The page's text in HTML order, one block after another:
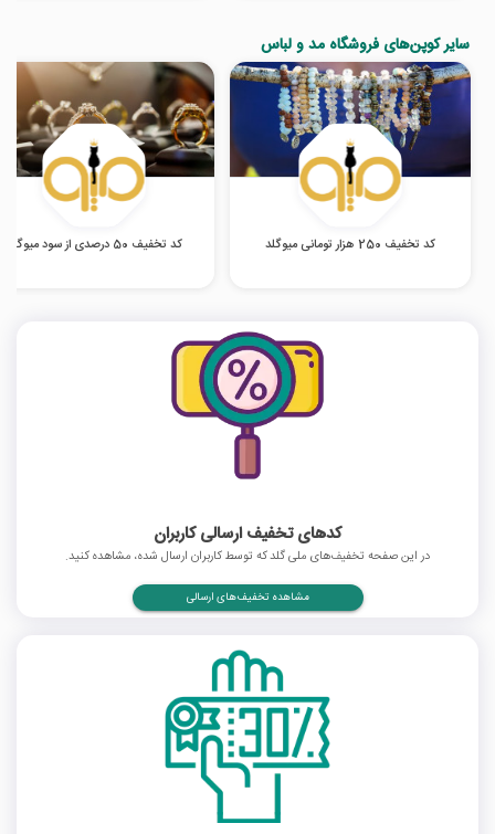
سایر کوپن‌های فروشگاه مد و لباس
کد تخفیف 250 هزار تومانی میوگلد کد تخفیف 50 درصدی از سود میوگلد
کدهای تخفیف ارسالی کاربران
در این صفحه تخفیف‌های ملی گلد که توسط کاربران ارسال شده، مشاهده کنید.
مشاهده تخفیف‌های ارسالی